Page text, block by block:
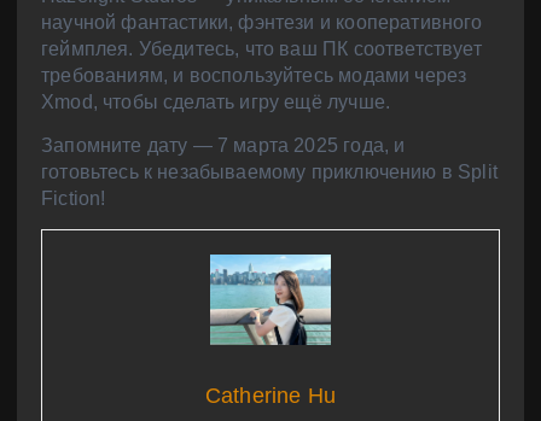
научной фантастики, фэнтези и кооперативного
геймплея. Убедитесь, что ваш ПК соответствует
требованиям, и воспользуйтесь модами через
Xmod, чтобы сделать игру ещё лучше.
Запомните дату — 7 марта 2025 года, и
готовьтесь к незабываемому приключению в Split
Fiction!
Catherine Hu